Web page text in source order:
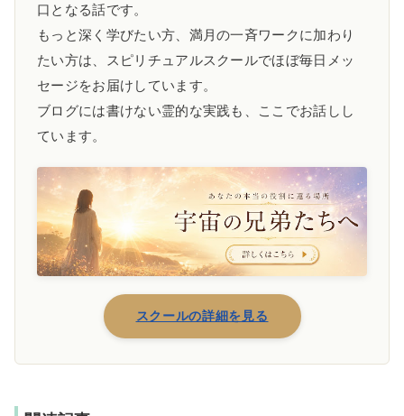
口となる話です。
もっと深く学びたい方、満月の一斉ワークに加わり
たい方は、スピリチュアルスクールでほぼ毎日メッ
セージをお届けしています。
ブログには書けない霊的な実践も、ここでお話しし
ています。
スクールの詳細を見る